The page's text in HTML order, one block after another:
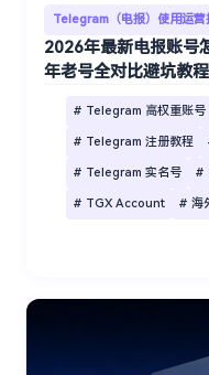
Telegram（电报）使用运营
2026年最新电报账号
年老号全对比避坑教程
# Telegram 高权重账号
# Telegram 注册教程
# Telegram 实名号 #
# TGX Account # 海